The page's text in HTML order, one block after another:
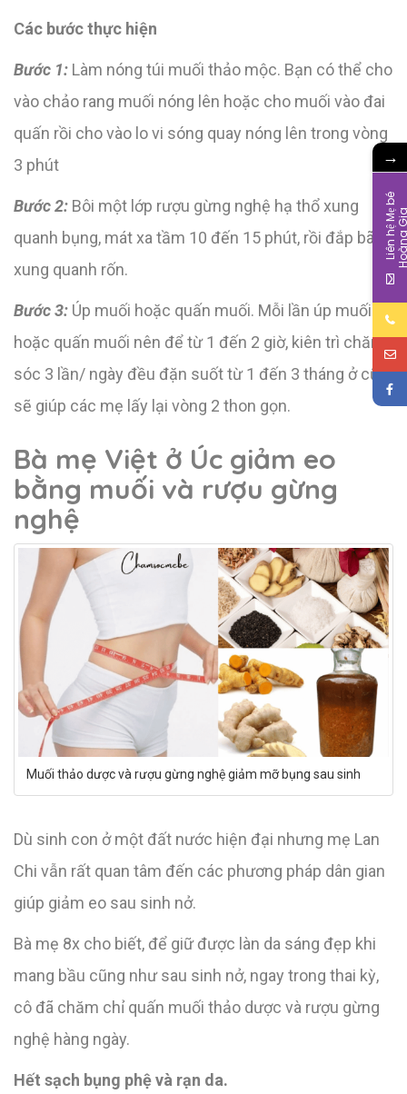
Các bước thực hiện
Bước 1: Làm nóng túi muối thảo mộc. Bạn có thể cho
vào chảo rang muối nóng lên hoặc cho muối vào đai
quấn rồi cho vào lo vi sóng quay nóng lên trong vòng
3 phút
Bước 2: Bôi một lớp rượu gừng nghệ hạ thổ xung
quanh bụng, mát xa tầm 10 đến 15 phút, rồi đắp bã
xung quanh rốn.
Bước 3: Úp muối hoặc quấn muối. Mỗi lần úp muối
hoặc quấn muối nên để từ 1 đến 2 giờ, kiên trì chăm
sóc 3 lần/ ngày đều đặn suốt từ 1 đến 3 tháng ở cữ
sẽ giúp các mẹ lấy lại vòng 2 thon gọn.
Bà mẹ Việt ở Úc giảm eo
bằng muối và rượu gừng
nghệ
Muối thảo dược và rượu gừng nghệ giảm mỡ bụng sau sinh
Dù sinh con ở một đất nước hiện đại nhưng mẹ Lan
Chi vẫn rất quan tâm đến các phương pháp dân gian
giúp giảm eo sau sinh nở.
Bà mẹ 8x cho biết, để giữ được làn da sáng đẹp khi
mang bầu cũng như sau sinh nở, ngay trong thai kỳ,
cô đã chăm chỉ quấn muối thảo dược và rượu gừng
nghệ hàng ngày.
Hết sạch bụng phệ và rạn da.
→
L
i
ê
n
h
ệ
M
b
é
H
o
à
n
g
G
i